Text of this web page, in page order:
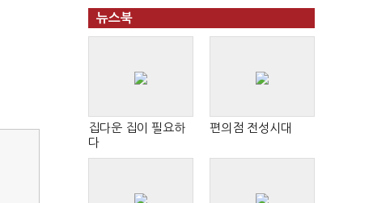
뉴스북
집다운 집이 필요하
다
편의점 전성시대